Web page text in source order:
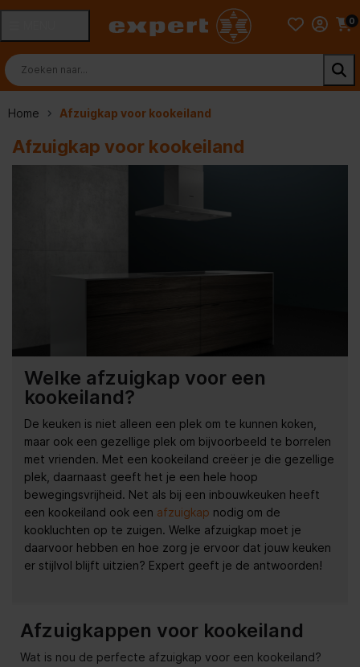
0
Home Afzuigkap voor kookeiland
Afzuigkap voor kookeiland
Welke afzuigkap voor een
kookeiland?
De keuken is niet alleen een plek om te kunnen koken,
maar ook een gezellige plek om bijvoorbeeld te borrelen
met vrienden. Met een kookeiland creëer je die gezellige
plek, daarnaast geeft het je een hele hoop
bewegingsvrijheid. Net als bij een inbouwkeuken heeft
een kookeiland ook een afzuigkap nodig om de
kookluchten op te zuigen. Welke afzuigkap moet je
daarvoor hebben en hoe zorg je ervoor dat jouw keuken
er stijlvol blijft uitzien? Expert geeft je de antwoorden!
Afzuigkappen voor kookeiland
Wat is nou de perfecte afzuigkap voor een kookeiland?